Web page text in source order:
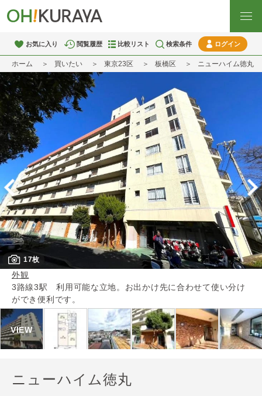
お気に入り 閲覧履歴 比較リスト 検索条件 ログイン
ホーム 買いたい 東京23区 板橋区 ニューハイム徳丸
外観
3路線3駅 利用可能な立地。お出かけ先に合わせて使い分け
ができ便利です。
17枚
ニューハイム徳丸